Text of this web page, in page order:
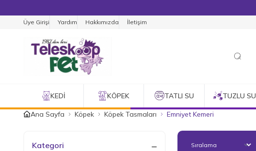
Üye Girişi Yardım Hakkımızda İletişim
KEDI KÖPEK TATLI SU TUZLU SU
Ana Sayfa Köpek Köpek Tasmaları Emniyet Kemeri
Kategori